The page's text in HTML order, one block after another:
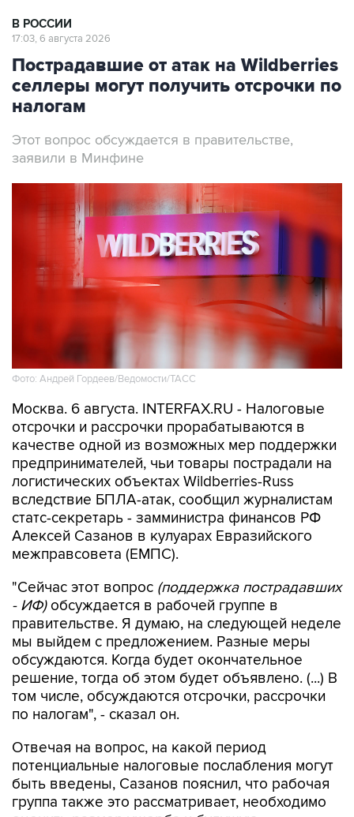
Пострадавшие от атак на Wildberries
селлеры могут получить отсрочки по
налогам
Этот вопрос обсуждается в правительстве,
Фото: Андрей Гордеев/Ведомости/ТАСС
Москва. 6 августа. INTERFAX.RU - Налоговые
качестве одной из возможных мер поддержки
предпринимателей, чьи товары пострадали на
логистических объектах Wildberries-Russ
вследствие БПЛА-атак, сообщил журналистам
статс-секретарь - замминистра финансов РФ
Алексей Сазанов в кулуарах Евразийского
межправсовета (ЕМПС).
"Сейчас этот вопрос(поддержка пострадавших
правительстве. Я думаю, на следующей неделе
мы выйдем с предложением. Разные меры
обсуждаются. Когда будет окончательное
решение, тогда об этом будет объявлено. (...) В
том числе, обсуждаются отсрочки, рассрочки
по налогам", - сказал он.
Отвечая на вопрос, на какой период
быть введены, Сазанов пояснил, что рабочая
группа также это рассматривает, необходимо
оценить размер ущерба и будущую
платежеспособность пострадавших.